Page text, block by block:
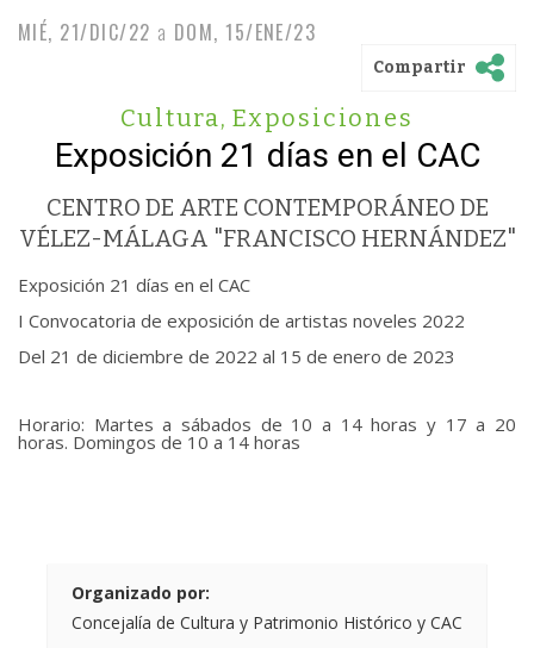
MIÉ, 21/DIC/22 a DOM, 15/ENE/23
Compartir
Cultura, Exposiciones
Exposición 21 días en el CAC
CENTRO DE ARTE CONTEMPORÁNEO DE
VÉLEZ-MÁLAGA "FRANCISCO HERNÁNDEZ"
Exposición 21 días en el CAC
I Convocatoria de exposición de artistas noveles 2022
Del 21 de diciembre de 2022 al 15 de enero de 2023
Horario: Martes a sábados de 10 a 14 horas y 17 a 20
horas. Domingos de 10 a 14 horas
Organizado por:
Concejalía de Cultura y Patrimonio Histórico y CAC